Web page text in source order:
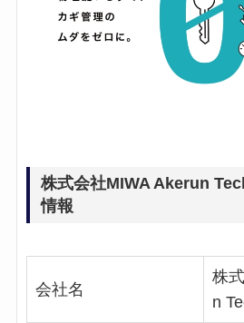
株式会社MIWA Akerun
情報
会社名
株
n